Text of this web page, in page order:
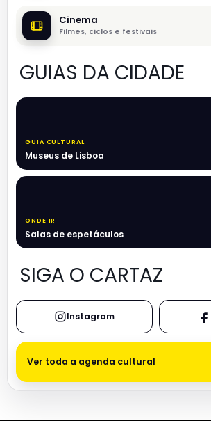
Cinema
Filmes, ciclos e festivais
GUIAS DA CIDADE
GUIA CULTURAL
Museus de Lisboa
ONDE IR
Salas de espetáculos
SIGA O CARTAZ
Instagram
Ver toda a agenda cultural